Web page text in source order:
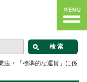
法>
「標準的な運賃」に係